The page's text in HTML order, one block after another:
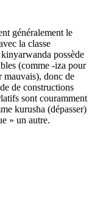
généralement le
la classe
possède
(comme -iza pour
donc de
de constructions
sont couramment
kurusha (dépasser)
» un autre.